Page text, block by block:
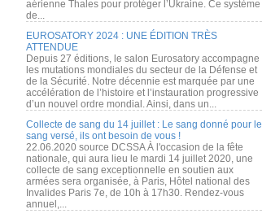
aérienne Thales pour protéger l’Ukraine. Ce système
de...
EUROSATORY 2024 : UNE ÉDITION TRÈS
ATTENDUE
Depuis 27 éditions, le salon Eurosatory accompagne
les mutations mondiales du secteur de la Défense et
de la Sécurité. Notre décennie est marquée par une
accélération de l’histoire et l’instauration progressive
d’un nouvel ordre mondial. Ainsi, dans un...
Collecte de sang du 14 juillet : Le sang donné pour le
sang versé, ils ont besoin de vous !
22.06.2020 source DCSSA À l'occasion de la fête
nationale, qui aura lieu le mardi 14 juillet 2020, une
collecte de sang exceptionnelle en soutien aux
armées sera organisée, à Paris, Hôtel national des
Invalides Paris 7e, de 10h à 17h30. Rendez-vous
annuel,...